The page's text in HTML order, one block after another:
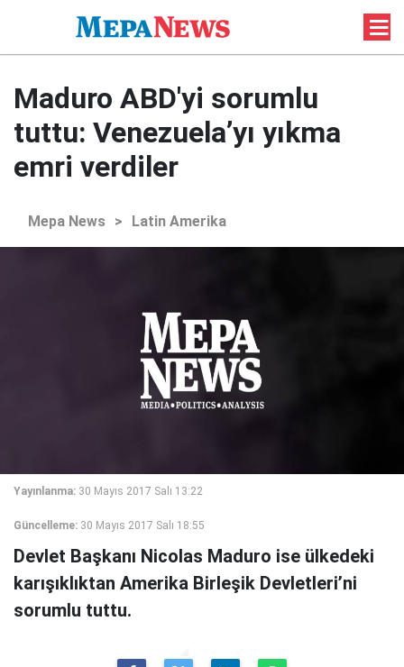
Maduro ABD'yi sorumlu
tuttu: Venezuela’yı yıkma
emri verdiler
Mepa News > Latin Amerika
Yayınlanma: 30 Mayıs 2017 Salı 13:22
Güncelleme: 30 Mayıs 2017 Salı 18:55
Devlet Başkanı Nicolas Maduro ise ülkedeki
karışıklıktan Amerika Birleşik Devletleri’ni
sorumlu tuttu.